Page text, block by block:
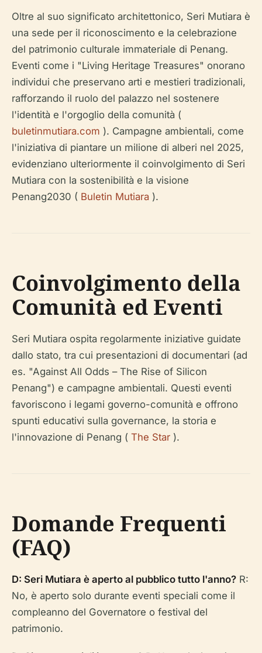
Oltre al suo significato architettonico, Seri Mutiara è
una sede per il riconoscimento e la celebrazione
del patrimonio culturale immateriale di Penang.
Eventi come i "Living Heritage Treasures" onorano
individui che preservano arti e mestieri tradizionali,
rafforzando il ruolo del palazzo nel sostenere
l'identità e l'orgoglio della comunità (
buletinmutiara.com ). Campagne ambientali, come
l'iniziativa di piantare un milione di alberi nel 2025,
evidenziano ulteriormente il coinvolgimento di Seri
Mutiara con la sostenibilità e la visione
Penang2030 ( Buletin Mutiara ).
Coinvolgimento della
Comunità ed Eventi
Seri Mutiara ospita regolarmente iniziative guidate
dallo stato, tra cui presentazioni di documentari (ad
es. "Against All Odds – The Rise of Silicon
Penang") e campagne ambientali. Questi eventi
favoriscono i legami governo-comunità e offrono
spunti educativi sulla governance, la storia e
l'innovazione di Penang ( The Star ).
Domande Frequenti
(FAQ)
D: Seri Mutiara è aperto al pubblico tutto l'anno? R:
No, è aperto solo durante eventi speciali come il
compleanno del Governatore o festival del
patrimonio.